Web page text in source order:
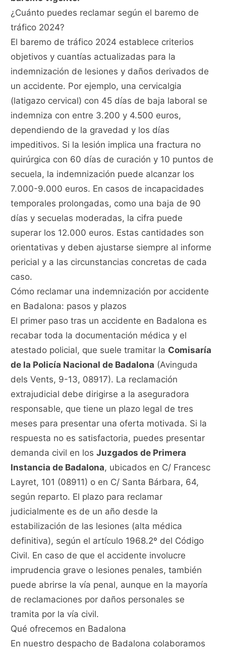
¿Cuánto puedes reclamar según el baremo de
tráfico 2024?
El baremo de tráfico 2024 establece criterios
objetivos y cuantías actualizadas para la
indemnización de lesiones y daños derivados de
un accidente. Por ejemplo, una cervicalgia
(latigazo cervical) con 45 días de baja laboral se
indemniza con entre 3.200 y 4.500 euros,
dependiendo de la gravedad y los días
impeditivos. Si la lesión implica una fractura no
quirúrgica con 60 días de curación y 10 puntos de
secuela, la indemnización puede alcanzar los
7.000-9.000 euros. En casos de incapacidades
temporales prolongadas, como una baja de 90
días y secuelas moderadas, la cifra puede
superar los 12.000 euros. Estas cantidades son
orientativas y deben ajustarse siempre al informe
pericial y a las circunstancias concretas de cada
caso.
Cómo reclamar una indemnización por accidente
en Badalona: pasos y plazos
El primer paso tras un accidente en Badalona es
recabar toda la documentación médica y el
atestado policial, que suele tramitar la Comisaría
de la Policía Nacional de Badalona (Avinguda
dels Vents, 9-13, 08917). La reclamación
extrajudicial debe dirigirse a la aseguradora
responsable, que tiene un plazo legal de tres
meses para presentar una oferta motivada. Si la
respuesta no es satisfactoria, puedes presentar
demanda civil en losJuzgados de Primera
Instancia de Badalona, ubicados en C/ Francesc
Layret, 101 (08911) o en C/ Santa Bárbara, 64,
según reparto. El plazo para reclamar
judicialmente es de un año desde la
estabilización de las lesiones (alta médica
definitiva), según el artículo 1968.2º del Código
Civil. En caso de que el accidente involucre
imprudencia grave o lesiones penales, también
puede abrirse la vía penal, aunque en la mayoría
de reclamaciones por daños personales se
tramita por la vía civil.
Qué ofrecemos en Badalona
En nuestro despacho de Badalona colaboramos